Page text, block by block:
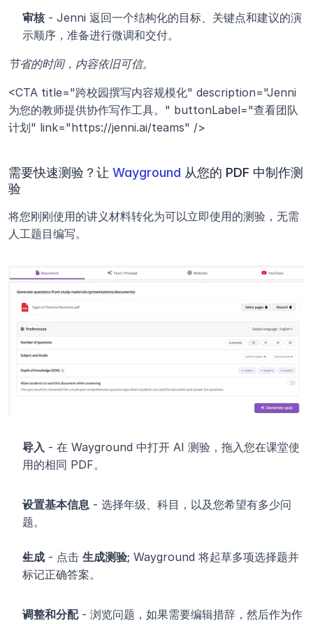
审核 - Jenni 返回一个结构化的目标、关键点和建议的演
示顺序，准备进行微调和交付。
节省的时间，内容依旧可信。
<CTA title="跨校园撰写内容规模化" description="Jenni
为您的教师提供协作写作工具。" buttonLabel="查看团队
计划" link="https://jenni.ai/teams" />
需要快速测验？让 Wayground 从您的 PDF 中制作测
验
将您刚刚使用的讲义材料转化为可以立即使用的测验，无需
人工题目编写。
导入 - 在 Wayground 中打开 AI 测验，拖入您在课堂使
用的相同 PDF。
设置基本信息 - 选择年级、科目，以及您希望有多少问
题。
生成 - 点击 生成测验; Wayground 将起草多项选择题并
标记正确答案。
调整和分配 - 浏览问题，如果需要编辑措辞，然后作为作